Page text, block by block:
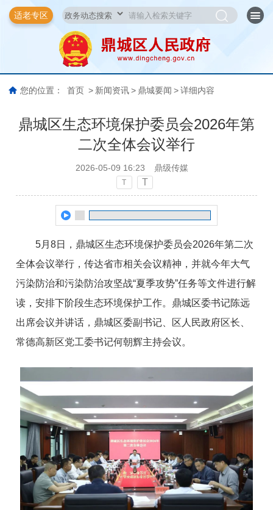
适老专区
您的位置： 首页 > 新闻资讯 > 鼎城要闻 > 详细内容
鼎城区生态环境保护委员会2026年第
二次全体会议举行
2026-05-09 16:23 鼎级传媒
T T
5月8日，鼎城区生态环境保护委员会2026年第二次
全体会议举行，传达省市相关会议精神，并就今年大气
污染防治和污染防治攻坚战“夏季攻势”任务等文件进行解
读，安排下阶段生态环境保护工作。鼎城区委书记陈远
出席会议并讲话，鼎城区委副书记、区人民政府区长、
常德高新区党工委书记何朝辉主持会议。